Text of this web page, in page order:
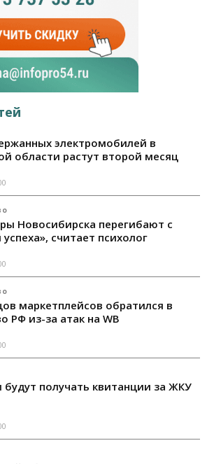
электромобилей в
области растут второй месяц
Новосибирска перегибают с
считает психолог
маркетплейсов обратился в
РФ из-за атак на WB
получать квитанции за ЖКУ